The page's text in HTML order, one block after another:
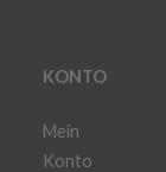
KONTO
Mein
Konto